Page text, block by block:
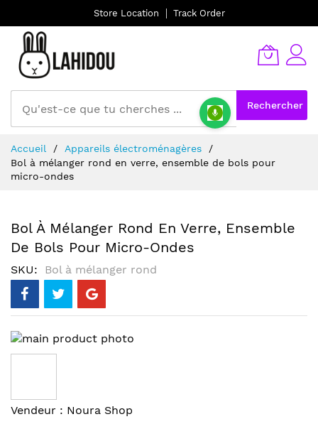
Store Location Track Order
Rechercher
au
contenu
Accueil
Appareils électroménagères
Bol à mélanger rond en verre, ensemble de bols pour
micro-ondes
Bol À Mélanger Rond En Verre, Ensemble
De Bols Pour Micro-Ondes
SKU Bol à mélanger rond
Skip
to
of
the
Skip
Vendeur : Noura Shop